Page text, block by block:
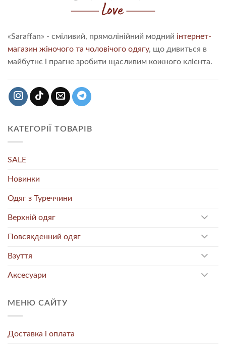
«Saraffan» - сміливий, прямолінійний модний інтернет-
магазин жіночого та чоловічого одягу, що дивиться в
майбутнє і прагне зробити щасливим кожного клієнта.
КАТЕГОРІЇ ТОВАРІВ
SALE
Новинки
Одяг з Туреччини
Верхній одяг
Повсякденний одяг
Взуття
Аксесуари
МЕНЮ САЙТУ
Доставка і оплата